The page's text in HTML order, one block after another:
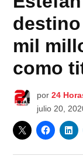
mil
como
por 24
julio 20,